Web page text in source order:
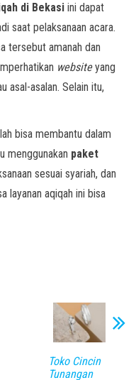
di Bekasi ini dapat
saat pelaksanaan acara.
tersebut amanah dan
websiteyang
asal-asalan. Selain itu,
bisa membantu dalam
menggunakan paket
sesuai syariah, dan
layanan aqiqah ini bisa
Toko Cincin
Tunangan